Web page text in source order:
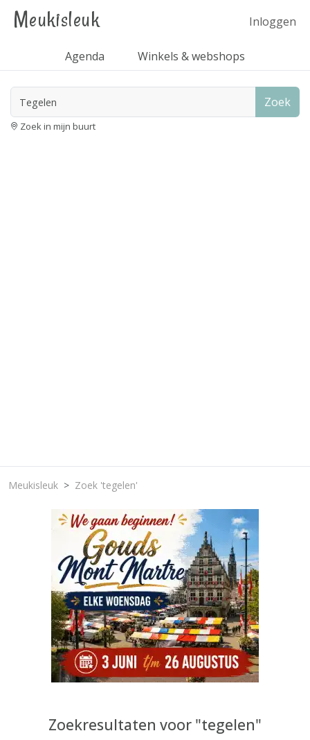
Meukisleuk Inloggen
Agenda Winkels & webshops
Zoek
Zoek in mijn buurt
Meukisleuk Zoek 'tegelen'
Zoekresultaten voor "tegelen"